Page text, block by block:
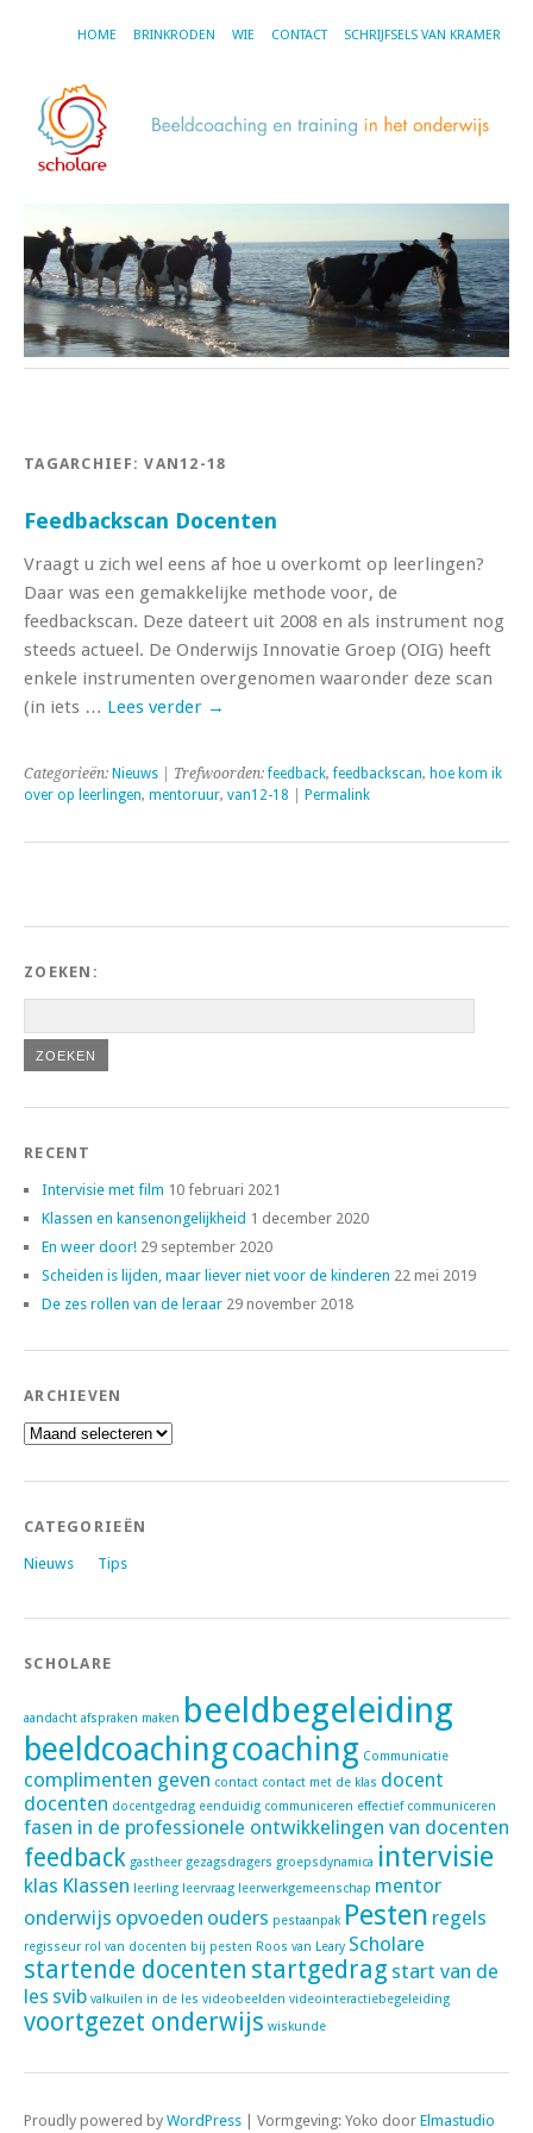
HOME BRINKRODEN WIE CONTACT SCHRIJFSELS VAN KRAMER
TAGARCHIEF:VAN12-18
Feedbackscan Docenten
Vraagt u zich wel eens af hoe u overkomt op leerlingen?
Daar was een gemakkelijke methode voor, de
feedbackscan. Deze dateert uit 2008 en als instrument nog
steeds actueel. De Onderwijs Innovatie Groep (OIG) heeft
enkele instrumenten overgenomen waaronder deze scan
(in iets … Lees verder →
Categorieën: Nieuws | Trefwoorden:feedback,feedbackscan, hoe kom ik
over op leerlingen, mentoruur, van12-18 Permalink
ZOEKEN:
RECENT
Intervisie met film 10 februari 2021
Klassen en kansenongelijkheid 1 december 2020
En weer door! 29 september 2020
Scheiden is lijden, maar liever niet voor de kinderen 22 mei 2019
De zes rollen van de leraar 29 november 2018
ARCHIEVEN
Archieven
CATEGORIEËN
Nieuws Tips
SCHOLARE
aandacht afspraken maken beeldbegeleiding
beeldcoachingcoaching Communicatie
complimenten geven contact contact met de klas docent
docenten docentgedrag eenduidig communiceren effectief communiceren
fasen in de professionele ontwikkelingen van docenten
feedback gastheer gezagsdragers groepsdynamica intervisie
klas Klassen leerling leervraag leerwerkgemeenschap mentor
onderwijs opvoeden ouders pestaanpak Pesten regels
regisseur rol van docenten bij pesten Roos van Leary Scholare
startende docenten startgedrag start van de
les svib valkuilen in de les videobeelden videointeractiebegeleiding
voortgezet onderwijs wiskunde
Proudly powered by WordPress Vormgeving: Yoko door Elmastudio